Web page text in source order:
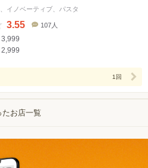
イノベーティブ、パスタ
3.55
数
107人
3,999
2,999
1回
たお店一覧